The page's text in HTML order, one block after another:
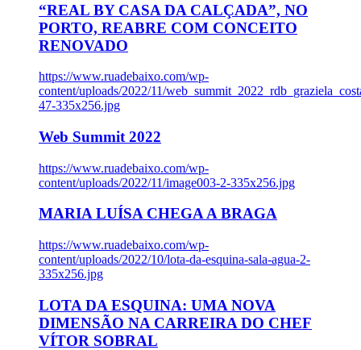
“REAL BY CASA DA CALÇADA”, NO
PORTO, REABRE COM CONCEITO
RENOVADO
https://www.ruadebaixo.com/wp-
content/uploads/2022/11/
47-335x256.jpg
Web Summit 2022
https://www.ruadebaixo.com/wp-
content/uploads/2022/11/image003-2-335x256.jpg
MARIA LUÍSA CHEGA A BRAGA
https://www.ruadebaixo.com/wp-
content/uploads/2022/10/lota-da-esquina-sala-agua-2-
335x256.jpg
LOTA DA ESQUINA: UMA NOVA
DIMENSÃO NA CARREIRA DO CHEF
VÍTOR SOBRAL